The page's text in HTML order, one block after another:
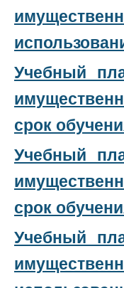
Учебный
срок
Учебный
срок
Учебный